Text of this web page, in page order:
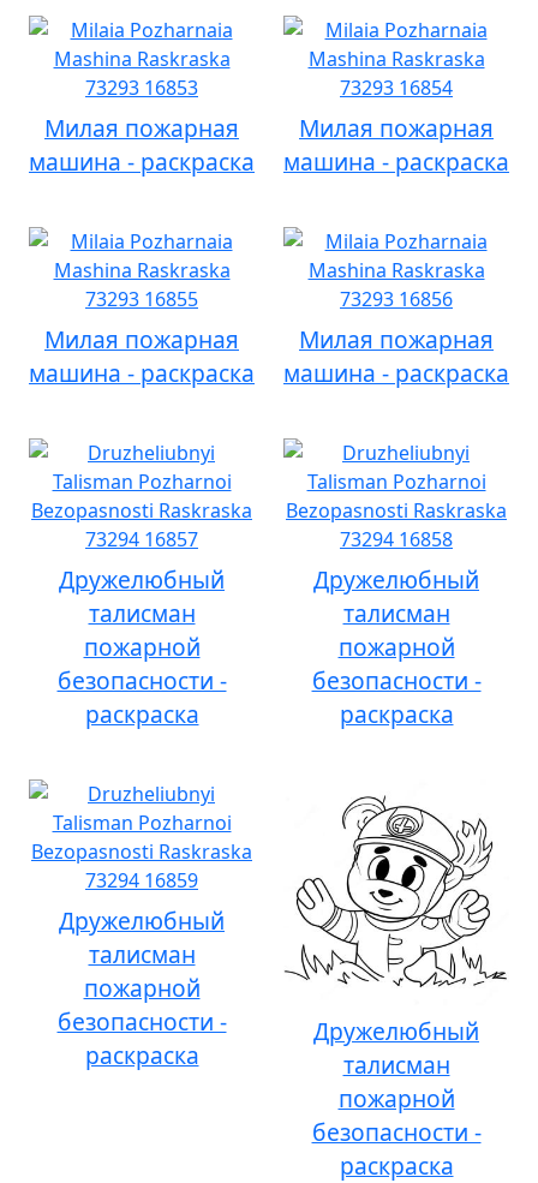
Милая пожарная
машина - раскраска
Милая пожарная
машина - раскраска
Милая пожарная
машина - раскраска
Милая пожарная
машина - раскраска
Дружелюбный
талисман
пожарной
безопасности -
раскраска
Дружелюбный
талисман
пожарной
безопасности -
раскраска
Дружелюбный
талисман
пожарной
безопасности -
раскраска
Дружелюбный
талисман
пожарной
безопасности -
раскраска